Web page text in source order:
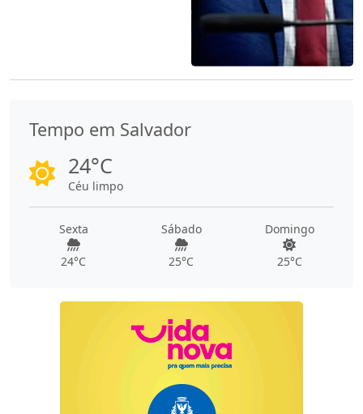
Tempo em Salvador
24°C
Céu limpo
Sexta
24°C
Sábado
25°C
Domingo
25°C